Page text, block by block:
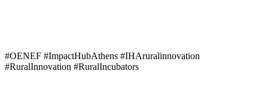
#OENEF #ImpactHubAthens #IHAruralinnovation
#RuralInnovation #RuralIncubators